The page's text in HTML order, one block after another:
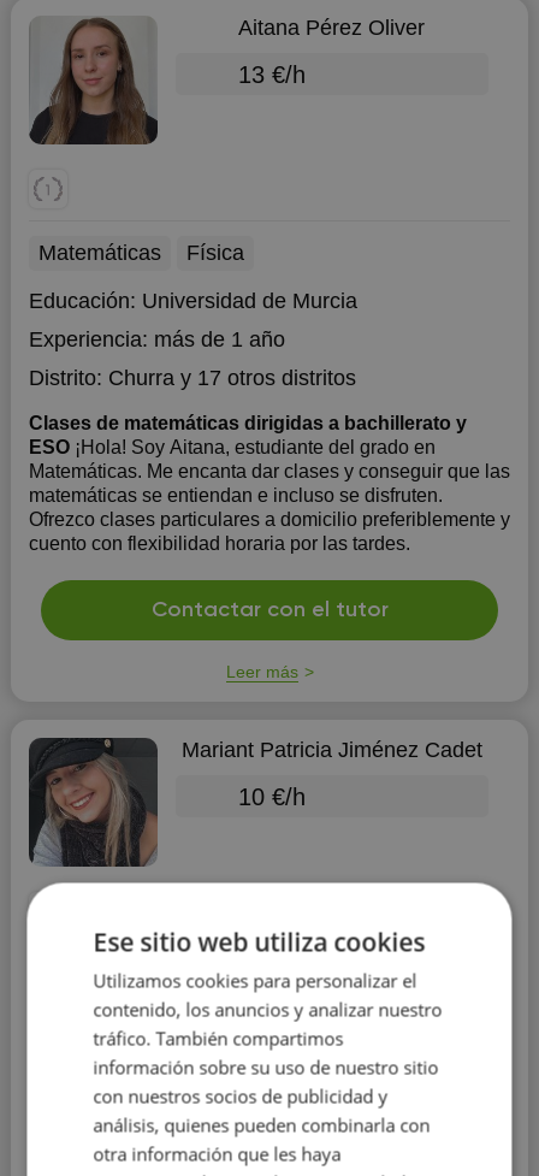
Aitana Pérez Oliver
13 €/h
Matemáticas
Física
Educación: Universidad de Murcia
Experiencia: más de 1 año
Distrito: Churray 17 otros distritos
Clases de matemáticas dirigidas a bachillerato y
ESO ¡Hola! Soy Aitana, estudiante del grado en
Matemáticas. Me encanta dar clases y conseguir que las
matemáticas se entiendan e incluso se disfruten.
Ofrezco clases particulares a domicilio preferiblemente y
cuento con flexibilidad horaria por las tardes.
Contactar con el tutor
Leer más
Mariant Patricia Jiménez Cadet
10 €/h
Inglés
Educación:Universidad Católica San Antonio de
Experiencia: más de 1 año
Distrito: Churray 2 otros distritos
Inglés es un idioma fácil de aprender para todo
Ese sitio web utiliza cookies
Utilizamos cookies para personalizar el
contenido, los anuncios y analizar nuestro
tráfico. También compartimos
información sobre su uso de nuestro sitio
con nuestros socios de publicidad y
análisis, quienes pueden combinarla con
otra información que les haya